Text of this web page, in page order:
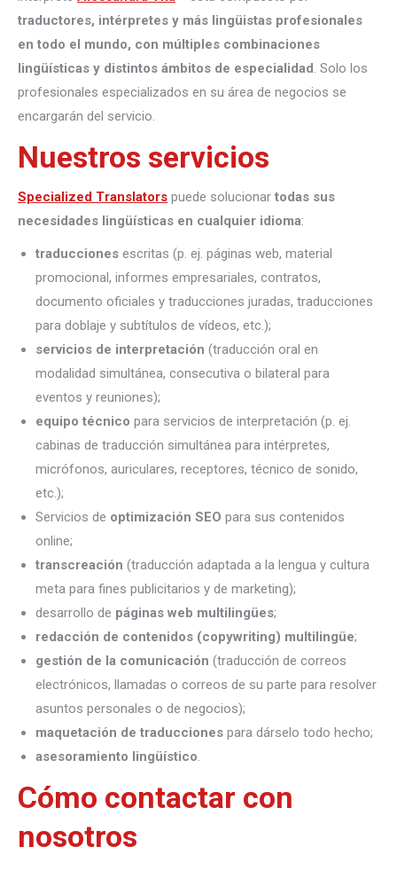
traductores, intérpretes y más lingüistas profesionales
en todo el mundo, con múltiples combinaciones
lingüísticas y distintos ámbitos de especialidad. Solo los
profesionales especializados en su área de negocios se
encargarán del servicio.
Nuestros servicios
Specialized Translators puede solucionar todas sus
necesidades lingüísticas en cualquier idioma:
traducciones escritas (p. ej. páginas web, material
promocional, informes empresariales, contratos,
documento oficiales y traducciones juradas, traducciones
para doblaje y subtítulos de vídeos, etc.);
servicios de interpretación (traducción oral en
modalidad simultánea, consecutiva o bilateral para
eventos y reuniones);
equipo técnico para servicios de interpretación (p. ej.
cabinas de traducción simultánea para intérpretes,
micrófonos, auriculares, receptores, técnico de sonido,
etc.);
Servicios de optimización SEO para sus contenidos
online;
transcreación (traducción adaptada a la lengua y cultura
meta para fines publicitarios y de marketing);
desarrollo de páginas web multilingües;
redacción de contenidos (copywriting) multilingüe;
gestión de la comunicación (traducción de correos
electrónicos, llamadas o correos de su parte para resolver
asuntos personales o de negocios);
maquetación de traducciones para dárselo todo hecho;
asesoramiento lingüístico.
Cómo contactar con
nosotros